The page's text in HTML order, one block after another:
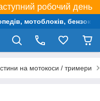
робочий день
мотоблоків,
на мотокоси / тримери